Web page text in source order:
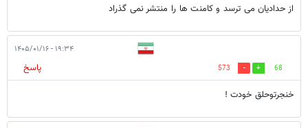
از حدادیان می ترسد و کامنت ها را منتشر نمی گذراد
۱۹:۳۴ - ۱۴۰۵/۰۱/۱۶
68
573
پاسخ
خنجرتوحلق خودت !